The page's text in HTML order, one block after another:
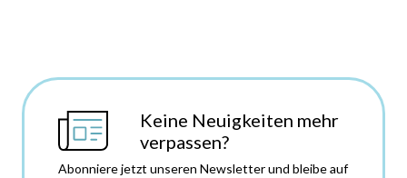
Keine Neuigkeiten mehr
verpassen?
Abonniere jetzt unseren Newsletter und bleibe auf